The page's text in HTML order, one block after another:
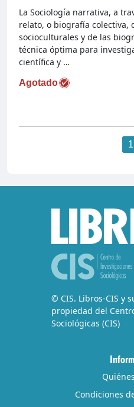
Agotado
La Sociología narrativa, a
relato, o biografía colectiva,
socioculturales y de las
técnica óptima para
científica y …
1
© CIS. Libros-CIS y
propiedad del
Sociológicas (CIS)
Condiciones